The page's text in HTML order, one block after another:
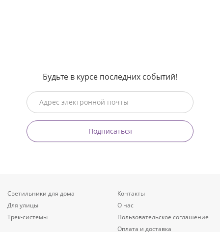
Будьте в курсе последних событий!
Подписаться
Светильники для дома
Для улицы
Трек-системы
Контакты
О нас
Пользовательское соглашение
Оплата и доставка